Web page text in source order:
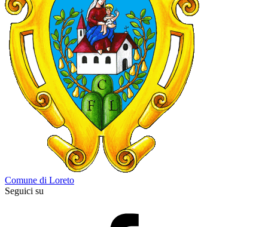
Comune di Loreto
Seguici su